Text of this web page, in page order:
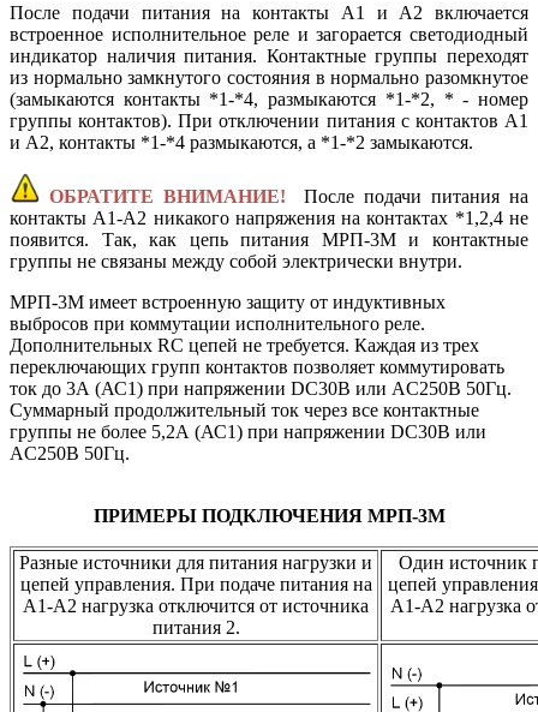
После подачи питания на контакты А1 и А2 включается
встроенное исполнительное реле и загорается светодиодный
индикатор наличия питания. Контактные группы переходят
из нормально замкнутого состояния в нормально разомкнутое
(замыкаются контакты *1-*4, размыкаются *1-*2, * - номер
группы контактов). При отключении питания с контактов А1
и А2, контакты *1-*4 размыкаются, а *1-*2 замыкаются.
ОБРАТИТЕ ВНИМАНИЕ!
После подачи питания на
контакты А1-А2 никакого напряжения на контактах *1,2,4 не
появится. Так, как цепь питания МРП-3М и контактные
группы не связаны между собой электрически внутри.
МРП-3М имеет встроенную защиту от индуктивных
выбросов при коммутации исполнительного реле.
Дополнительных RC цепей не требуется. Каждая из трех
переключающих групп контактов позволяет коммутировать
ток до 3А (АС1) при напряжении DC30В или AC250В 50Гц.
Суммарный продолжительный ток через все контактные
группы не более 5,2А (АС1) при напряжении DC30В или
AC250В 50Гц.
ПРИМЕРЫ ПОДКЛЮЧЕНИЯ МРП-3М
Разные источники для питания нагрузки и
цепей управления. При подаче питания на
А1-А2 нагрузка отключится от источника
питания 2.
Один источник
цепей
А1-А2 нагрузка